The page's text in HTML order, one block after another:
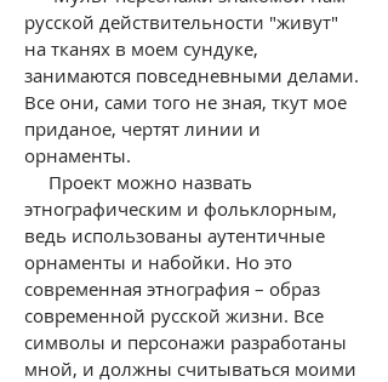
русской действительности "живут"
на тканях в моем сундуке,
занимаются повседневными делами.
Все они, сами того не зная, ткут мое
приданое, чертят линии и
орнаменты.
Проект можно назвать
этнографическим и фольклорным,
ведь использованы аутентичные
орнаменты и набойки. Но это
современная этнография – образ
современной русской жизни. Все
символы и персонажи разработаны
мной, и должны считываться моими